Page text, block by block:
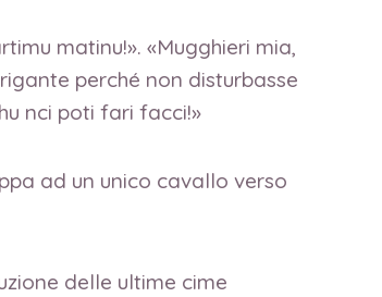
matinu!». «Mugghieri mia,
perché non disturbasse
nci poti fari facci!»
ad un unico cavallo verso
delle ultime cime